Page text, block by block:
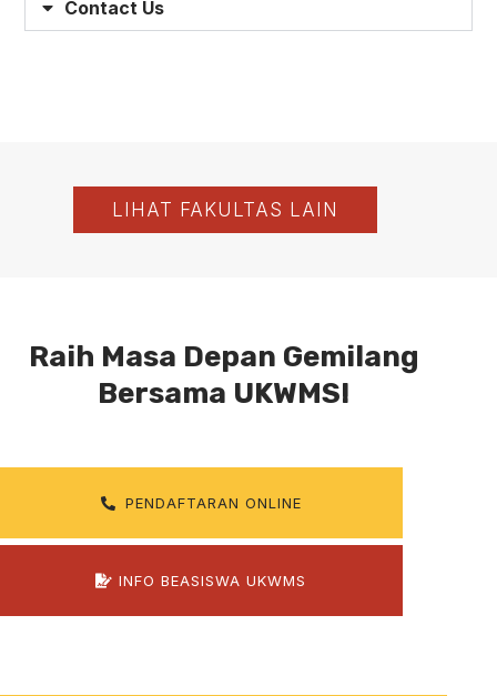
Contact Us
LIHAT FAKULTAS LAIN
Raih Masa Depan Gemilang
Bersama UKWMS!
PENDAFTARAN ONLINE
INFO BEASISWA UKWMS